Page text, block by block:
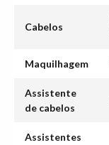
Cabelos
Maquilhagem
Assistente
de cabelos
Assistentes